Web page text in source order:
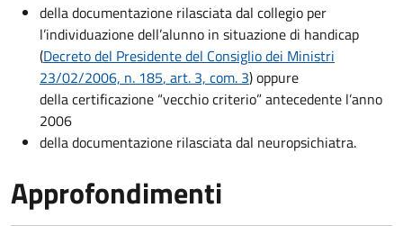
della documentazione rilasciata dal collegio per
l’individuazione dell’alunno in situazione di handicap
(Decreto del Presidente del Consiglio dei Ministri
23/02/2006, n. 185, art. 3, com. 3) oppure
della certificazione “vecchio criterio” antecedente l’anno
2006
della documentazione rilasciata dal neuropsichiatra.
Approfondimenti